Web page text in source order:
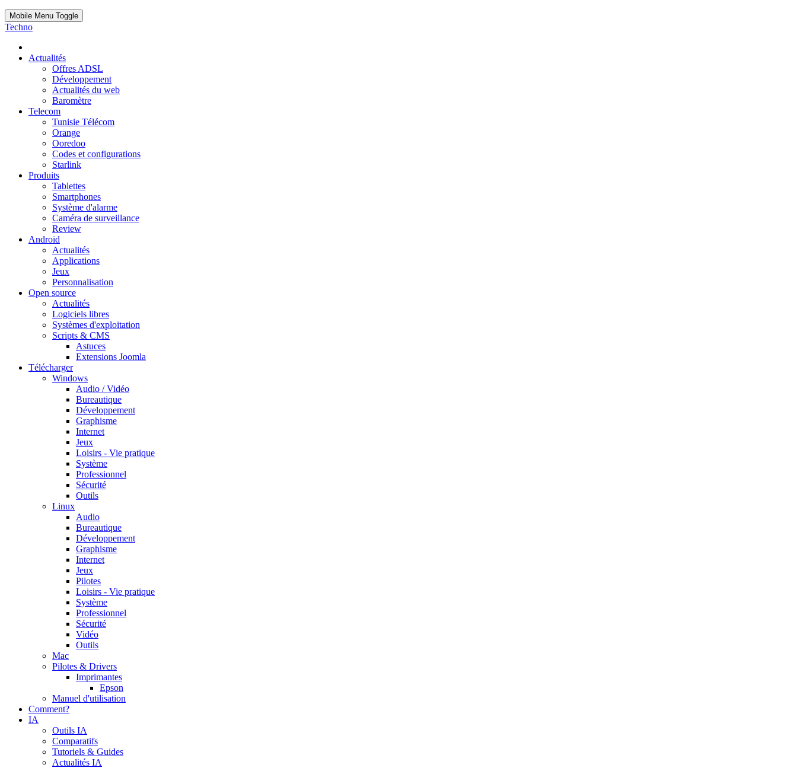
Mobile Menu Toggle
Techno
Actualités
Offres ADSL
Développement
Actualités du web
Baromètre
Telecom
Tunisie Télécom
Orange
Ooredoo
Codes et configurations
Starlink
Produits
Tablettes
Smartphones
Système d'alarme
Caméra de surveillance
Review
Android
Actualités
Applications
Jeux
Personnalisation
Open source
Actualités
Logiciels libres
Systèmes d'exploitation
Scripts & CMS
Astuces
Extensions Joomla
Télécharger
Windows
Audio / Vidéo
Bureautique
Développement
Graphisme
Internet
Jeux
Loisirs - Vie pratique
Système
Professionnel
Sécurité
Outils
Linux
Audio
Bureautique
Développement
Graphisme
Internet
Jeux
Pilotes
Loisirs - Vie pratique
Système
Professionnel
Sécurité
Vidéo
Outils
Mac
Pilotes & Drivers
Imprimantes
Epson
Manuel d'utilisation
Comment?
IA
Outils IA
Comparatifs
Tutoriels & Guides
Actualités IA